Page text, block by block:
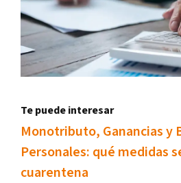
Te puede interesar
Monotributo, Ganancias y
Personales: qué medidas
cuarentena